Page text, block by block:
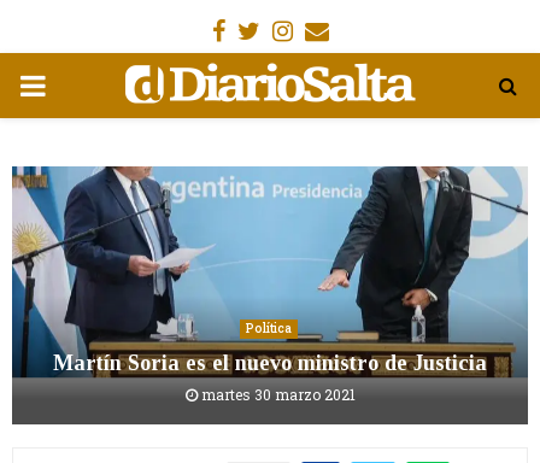
Facebook
Gorjeo
Instagram
Email
MENÚ
Política
Martín Soria es el nuevo ministro de Justicia
martes 30 marzo 2021